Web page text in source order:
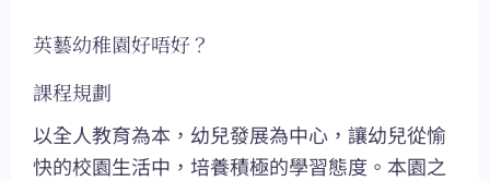
英藝幼稚園好唔好？
課程規劃
以全人教育為本，幼兒發展為中心，讓幼兒從愉
快的校園生活中，培養積極的學習態度。本園之